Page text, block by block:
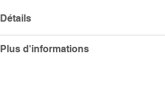
Détails
Plus d'informations